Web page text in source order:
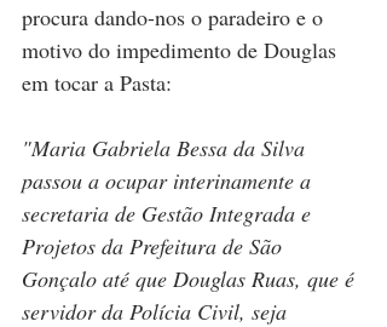
procura dando-nos o paradeiro e o
motivo do impedimento de Douglas
em tocar a Pasta:
"Maria Gabriela Bessa da Silva
passou a ocupar interinamente a
secretaria de Gestão Integrada e
Projetos da Prefeitura de São
Gonçalo até que Douglas Ruas, que é
servidor da Polícia Civil, seja